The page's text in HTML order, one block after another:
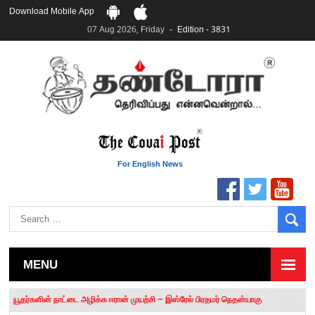
Download Mobile App
07 Aug 2026, Friday
Edition - 3831
For English News
MENU
தமிழக சட்டப்பேரவையில் காலியிடங்கள் 6 ஆக உயர்வு
யூதர்களின் நாட்டை அழிக்க ஈரான் முயற்சி – இஸ்ரேல் பிரதமர் நெதன்யாகு
“மக்களால் நிராகரிக்கப்பட்டவர் ஸ்டாலின்!” – செங்கோட்டையன்